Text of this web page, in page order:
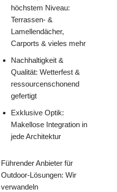
höchstem Niveau:
Terrassen- &
Lamellendächer,
Carports & vieles mehr
Nachhaltigkeit &
Qualität: Wetterfest &
ressourcenschonend
gefertigt
Exklusive Optik:
Makellose Integration in
jede Architektur
Führender Anbieter für
Outdoor-Lösungen: Wir
verwandeln